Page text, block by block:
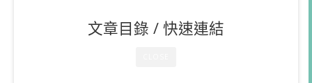
文章目錄 / 快速連結